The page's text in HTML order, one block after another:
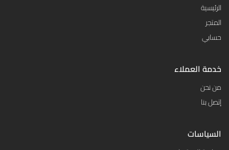
الرئيسية
المتجر
حسابي
خدمة العملاء
من نحن
إتصل بنا
السياسات